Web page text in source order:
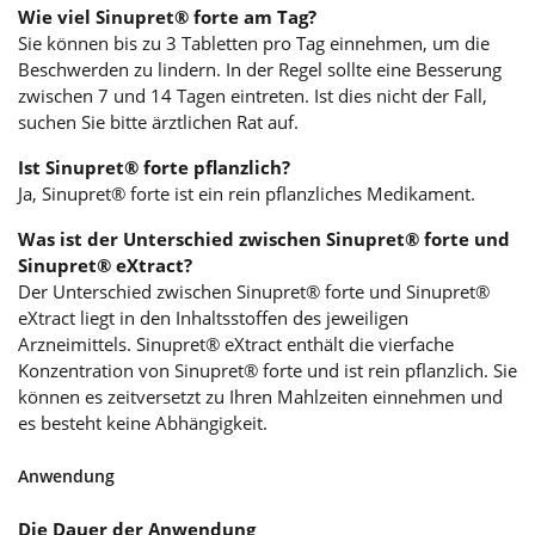
Wie viel Sinupret® forte am Tag?
Sie können bis zu 3 Tabletten pro Tag einnehmen, um die
Beschwerden zu lindern. In der Regel sollte eine Besserung
zwischen 7 und 14 Tagen eintreten. Ist dies nicht der Fall,
suchen Sie bitte ärztlichen Rat auf.
Ist Sinupret® forte pflanzlich?
Ja, Sinupret® forte ist ein rein pflanzliches Medikament.
Was ist der Unterschied zwischen Sinupret® forte und
Sinupret® eXtract?
Der Unterschied zwischen Sinupret® forte und Sinupret®
eXtract liegt in den Inhaltsstoffen des jeweiligen
Arzneimittels. Sinupret® eXtract enthält die vierfache
Konzentration von Sinupret® forte und ist rein pflanzlich. Sie
können es zeitversetzt zu Ihren Mahlzeiten einnehmen und
es besteht keine Abhängigkeit.
Anwendung
Die Dauer der Anwendung